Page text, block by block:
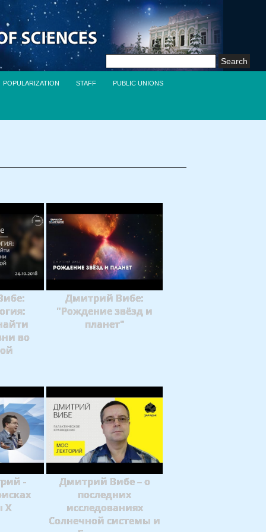
Search
POPULARIZATION STAFF PUBLIC UNIONS
во
Дмитрий Вибе:
"Рождение звёзд и
планет"
-
Х
Дмитрий Вибе – о
последних
исследованиях
Солнечной системы и